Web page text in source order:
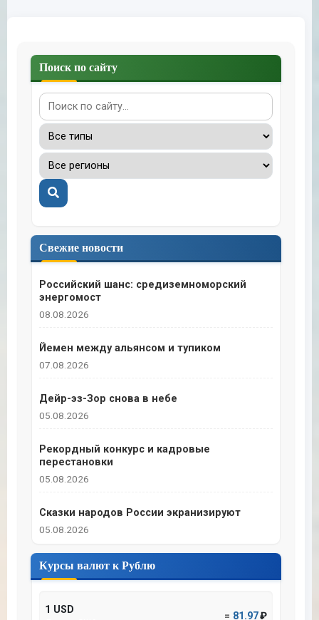
Поиск по сайту
Поиск
Свежие новости
Российский шанс: средиземноморский
энергомост
08.08.2026
Йемен между альянсом и тупиком
07.08.2026
Дейр-эз-Зор снова в небе
05.08.2026
Рекордный конкурс и кадровые
перестановки
05.08.2026
Сказки народов России экранизируют
05.08.2026
Курсы валют к Рублю
1 USD
= 81.97₽